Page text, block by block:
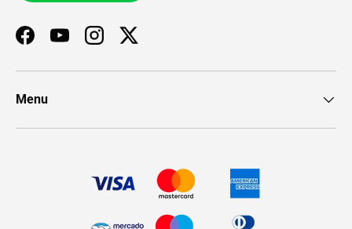
FacebookYouTubeInstagramTwitter
Menu